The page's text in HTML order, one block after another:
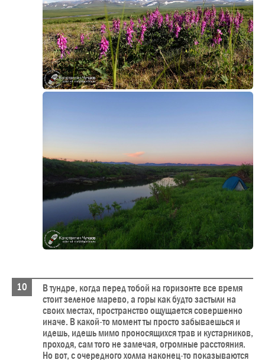
В тундре, когда перед тобой на горизонте все время
стоит зеленое марево, а горы как будто застыли на
своих местах, пространство ощущается совершенно
иначе. В какой-то момент ты просто забываешься и
идешь, идешь мимо проносящихся трав и кустарников,
проходя, сам того не замечая, огромные расстояния.
Но вот, с очередного холма наконец-то показываются